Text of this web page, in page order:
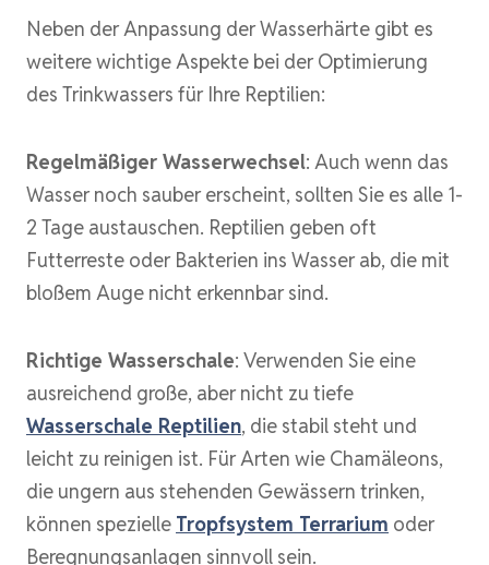
Neben der Anpassung der Wasserhärte gibt es
weitere wichtige Aspekte bei der Optimierung
des Trinkwassers für Ihre Reptilien:
Regelmäßiger Wasserwechsel: Auch wenn das
Wasser noch sauber erscheint, sollten Sie es alle 1-
2 Tage austauschen. Reptilien geben oft
Futterreste oder Bakterien ins Wasser ab, die mit
bloßem Auge nicht erkennbar sind.
Richtige Wasserschale: Verwenden Sie eine
ausreichend große, aber nicht zu tiefe
Wasserschale Reptilien, die stabil steht und
leicht zu reinigen ist. Für Arten wie Chamäleons,
die ungern aus stehenden Gewässern trinken,
können spezielle Tropfsystem Terrarium oder
Beregnungsanlagen sinnvoll sein.